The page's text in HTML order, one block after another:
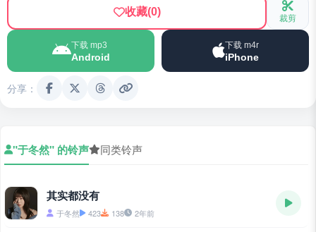
收藏(0) 裁剪
下载 mp3
Android
下载 m4r
iPhone
分享：
"于冬然" 的铃声 同类铃声
其实都没有
于冬然 423 138 2年前